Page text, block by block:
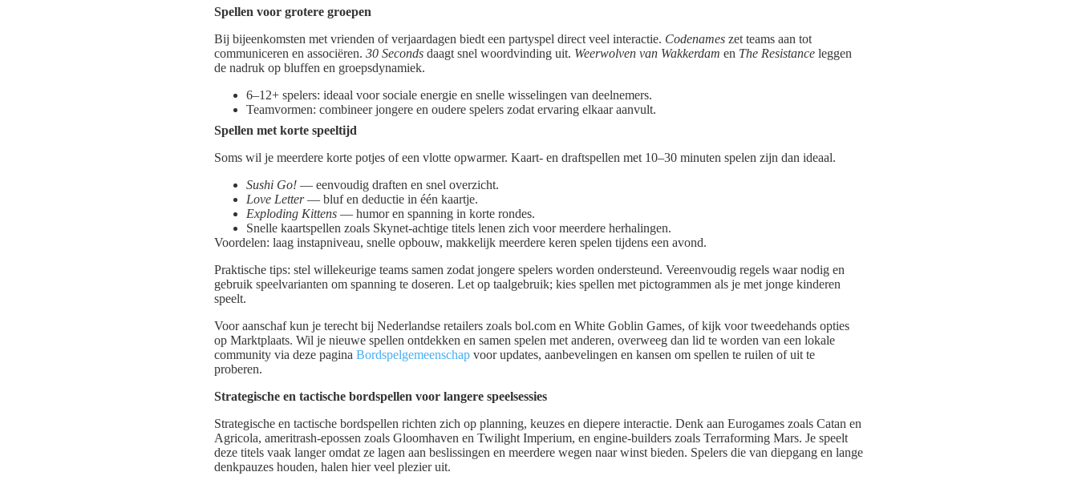
Spellen voor grotere groepen
Bij bijeenkomsten met vrienden of verjaardagen biedt een partyspel direct veel interactie. Codenames zet teams aan tot
communiceren en associëren. 30 Seconds daagt snel woordvinding uit. Weerwolven van Wakkerdam en The Resistance leggen
de nadruk op bluffen en groepsdynamiek.
6–12+ spelers: ideaal voor sociale energie en snelle wisselingen van deelnemers.
Teamvormen: combineer jongere en oudere spelers zodat ervaring elkaar aanvult.
Spellen met korte speeltijd
Soms wil je meerdere korte potjes of een vlotte opwarmer. Kaart- en draftspellen met 10–30 minuten spelen zijn dan ideaal.
Sushi Go! — eenvoudig draften en snel overzicht.
Love Letter— bluf en deductie in één kaartje.
Exploding Kittens — humor en spanning in korte rondes.
Snelle kaartspellen zoals Skynet-achtige titels lenen zich voor meerdere herhalingen.
Voordelen: laag instapniveau, snelle opbouw, makkelijk meerdere keren spelen tijdens een avond.
Praktische tips: stel willekeurige teams samen zodat jongere spelers worden ondersteund. Vereenvoudig regels waar nodig en
gebruik speelvarianten om spanning te doseren. Let op taalgebruik; kies spellen met pictogrammen als je met jonge kinderen
speelt.
Voor aanschaf kun je terecht bij Nederlandse retailers zoals bol.com en White Goblin Games, of kijk voor tweedehands opties
op Marktplaats. Wil je nieuwe spellen ontdekken en samen spelen met anderen, overweeg dan lid te worden van een lokale
community via deze pagina Bordspelgemeenschap voor updates, aanbevelingen en kansen om spellen te ruilen of uit te
proberen.
Strategische en tactische bordspellen voor langere speelsessies
Strategische en tactische bordspellen richten zich op planning, keuzes en diepere interactie. Denk aan Eurogames zoals Catan en
Agricola, ameritrash-epossen zoals Gloomhaven en Twilight Imperium, en engine-builders zoals Terraforming Mars. Je speelt
deze titels vaak langer omdat ze lagen aan beslissingen en meerdere wegen naar winst bieden. Spelers die van diepgang en lange
denkpauzes houden, halen hier veel plezier uit.